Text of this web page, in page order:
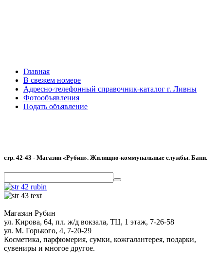
Главная
В свежем номере
Адресно-телефонный справочник-каталог г. Ливны
Фотообъявления
Подать объявление
стр. 42-43 - Магазин «Рубин». Жилищно-коммунальные службы. Бани.
Магазин Рубин
ул. Кирова, 64, пл. ж/д вокзала, ТЦ, 1 этаж, 7-26-58
ул. М. Горького, 4, 7-20-29
Косметика, парфюмерия, сумки, кожгалантерея, подарки,
сувениры и многое другое.